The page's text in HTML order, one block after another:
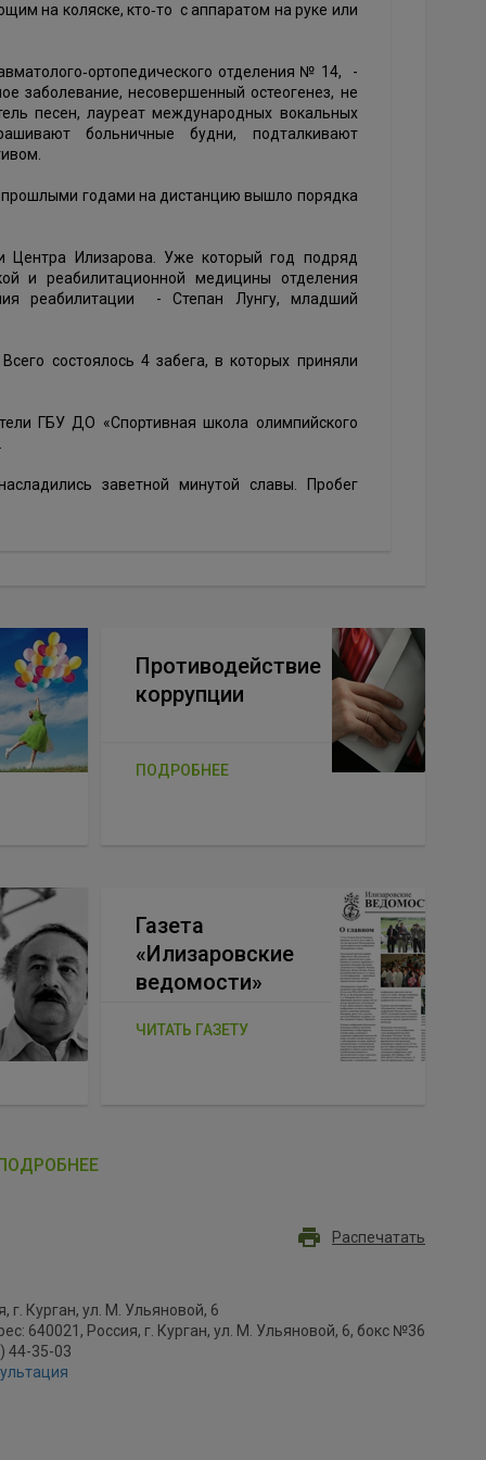
на коляске, кто‑то с аппаратом на руке или
отделения № 14, -
заболевание, несовершенный остеогенез, не
песен, лауреат международных вокальных
больничные будни, подталкивают
прошлыми годами на дистанцию вышло порядка
Центра Илизарова. Уже который год подряд
и реабилитационной медицины отделения
реабилитации - Степан Лунгу, младший
состоялось 4 забега, в которых приняли
ГБУ ДО «Спортивная школа олимпийского
заветной минутой славы. Пробег
Противодействие
коррупции
ПОДРОБНЕЕ
Газета
«Илизаровские
ведомости»
ЧИТАТЬ ГАЗЕТУ
Распечатать
г. Курган, ул. М. Ульяновой, 6
640021, Россия, г. Курган, ул. М. Ульяновой, 6, бокс №36
44-35-03